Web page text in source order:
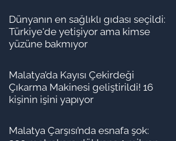
Dünyanın en sağlıklı gıdası seçildi:
Türkiye'de yetişiyor ama kimse
yüzüne bakmıyor
Malatya’da Kayısı Çekirdeği
Çıkarma Makinesi geliştirildi! 16
kişinin işini yapıyor
Malatya Çarşısı’nda esnafa şok: